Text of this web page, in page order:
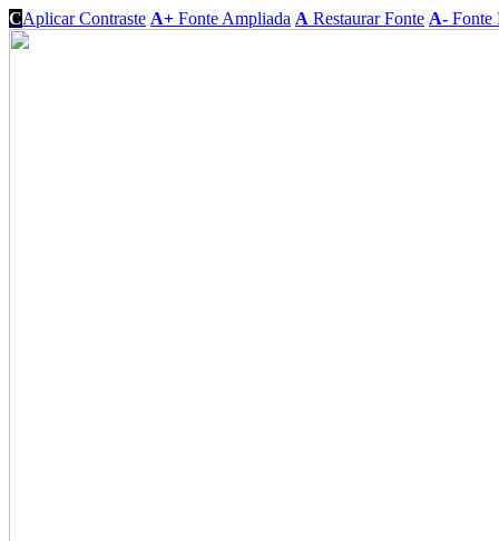
CAplicar Contraste A+ Fonte Ampliada A Restaurar Fonte A- Fonte